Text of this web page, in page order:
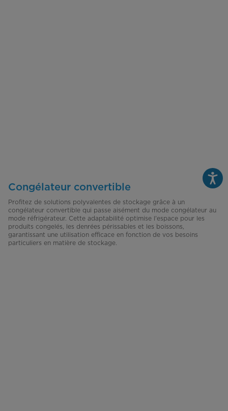
Congélateur convertible
Profitez de solutions polyvalentes de stockage grâce à un
congélateur convertible qui passe aisément du mode congélateur au
mode réfrigérateur. Cette adaptabilité optimise l'espace pour les
produits congelés, les denrées périssables et les boissons,
garantissant une utilisation efficace en fonction de vos besoins
particuliers en matière de stockage.